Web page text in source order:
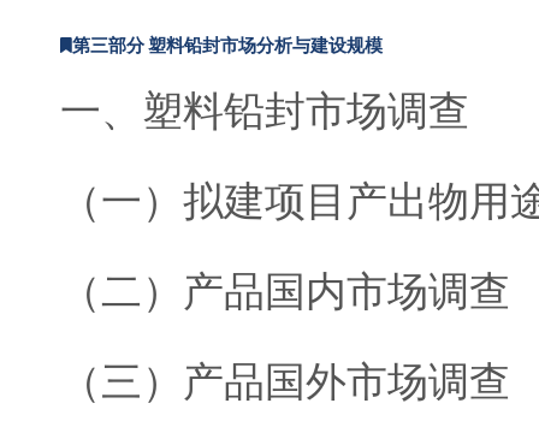
第三部分 塑料铅封市场分析与建设规模
一、塑料铅封市场调查
（一）拟建项目产出物用
（二）产品国内市场调查
（三）产品国外市场调查